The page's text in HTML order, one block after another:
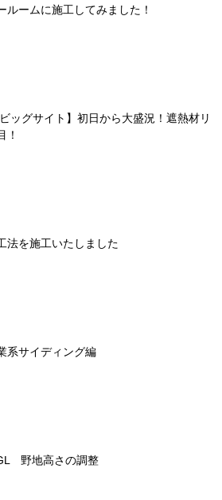
ームに施工してみました！
ッグサイト】初日から大盛況！遮熱材リ
！
法を施工いたしました
サイディング編
野地高さの調整